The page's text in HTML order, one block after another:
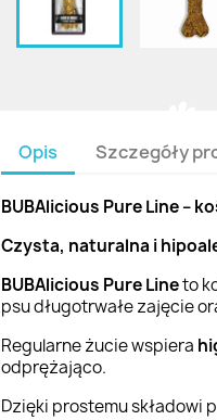
Opis Szczegóły
BUBAlicious Pure Line –
Czysta, naturalna i
BUBAlicious Pure Lineto
psu długotrwałe zajęcie
Regularne żucie wspiera
odprężająco.
Dzięki prostemu składowi